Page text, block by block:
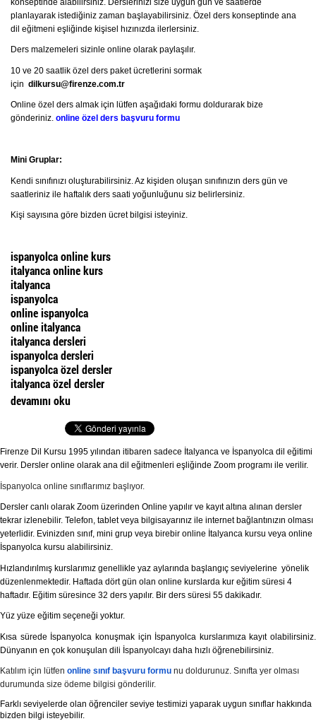
planlayarak istediğiniz zaman başlayabilirsiniz. Özel ders konseptinde ana
dil eğitmeni eşliğinde kişisel hızınızda ilerlersiniz.
Ders malzemeleri sizinle online olarak paylaşılır.
10 ve 20 saatlik özel ders paket ücretlerini sormak
için dilkursu@firenze.com.tr
Online özel ders almak için lütfen aşağıdaki formu doldurarak bize
gönderiniz. online özel ders başvuru formu
Mini Gruplar:
Kendi sınıfınızı oluşturabilirsiniz. Az kişiden oluşan sınıfınızın ders gün ve
saatleriniz ile haftalık ders saati yoğunluğunu siz belirlersiniz.
Kişi sayısına göre bizden ücret bilgisi isteyiniz.
ispanyolca online kurs
italyanca online kurs
italyanca
ispanyolca
online ispanyolca
online italyanca
italyanca dersleri
ispanyolca dersleri
ispanyolca özel dersler
italyanca özel dersler
İtalyanca ve İspanyolca Online Sınıflarımız Başlıyor. hakkında
devamını oku
Firenze Dil Kursu 1995 yılından itibaren sadece İtalyanca ve İspanyolca dil eğitimi
verir. Dersler online olarak ana dil eğitmenleri eşliğinde Zoom programı ile verilir.
İspanyolca online sınıflarımız başlıyor.
Dersler canlı olarak Zoom üzerinden Online yapılır ve kayıt altına alınan dersler
tekrar izlenebilir. Telefon, tablet veya bilgisayarınız ile internet bağlantınızın olması
yeterlidir. Evinizden sınıf, mini grup veya birebir online İtalyanca kursu veya online
İspanyolca kursu alabilirsiniz.
Hızlandırılmış kurslarımız genellikle yaz aylarında başlangıç seviyelerine yönelik
düzenlenmektedir. Haftada dört gün olan online kurslarda kur eğitim süresi 4
haftadır. Eğitim süresince 32 ders yapılır. Bir ders süresi 55 dakikadır.
Yüz yüze eğitim seçeneği yoktur.
Kısa sürede İspanyolca konuşmak için İspanyolca kurslarımıza kayıt olabilirsiniz.
Dünyanın en çok konuşulan dili İspanyolcayı daha hızlı öğrenebilirsiniz.
Katılım için lütfen online sınıf başvuru formu nu doldurunuz. Sınıfta yer olması
durumunda size ödeme bilgisi gönderilir.
Farklı seviyelerde olan öğrenciler seviye testimizi yaparak uygun sınıflar hakkında
bizden bilgi isteyebilir.